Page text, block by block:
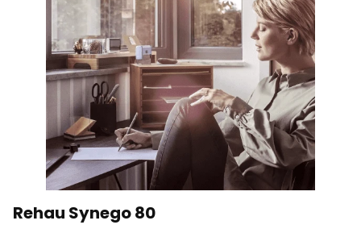
cenne dla wydawców i reklamodawców strony trzeciej.
Nieklasyfikowane
Nieklasyfikowane pliki cookie, to pliki, które są w procesie
klasyfikowania, wraz z dostawcami poszczególnych
ciasteczek.
Odrzuć wszystkie
Zapisz moje preferencje
Rehau Synego 80